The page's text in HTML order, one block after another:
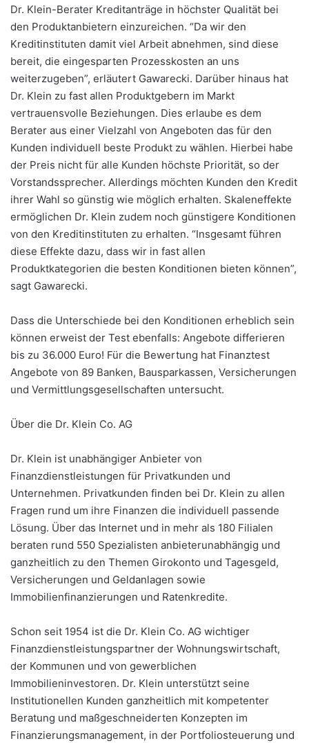
Dr. Klein-Berater Kreditanträge in höchster Qualität bei
den Produktanbietern einzureichen. “Da wir den
Kreditinstituten damit viel Arbeit abnehmen, sind diese
bereit, die eingesparten Prozesskosten an uns
weiterzugeben”, erläutert Gawarecki. Darüber hinaus hat
Dr. Klein zu fast allen Produktgebern im Markt
vertrauensvolle Beziehungen. Dies erlaube es dem
Berater aus einer Vielzahl von Angeboten das für den
Kunden individuell beste Produkt zu wählen. Hierbei habe
der Preis nicht für alle Kunden höchste Priorität, so der
Vorstandssprecher. Allerdings möchten Kunden den Kredit
ihrer Wahl so günstig wie möglich erhalten. Skaleneffekte
ermöglichen Dr. Klein zudem noch günstigere Konditionen
von den Kreditinstituten zu erhalten. “Insgesamt führen
diese Effekte dazu, dass wir in fast allen
Produktkategorien die besten Konditionen bieten können”,
sagt Gawarecki.
Dass die Unterschiede bei den Konditionen erheblich sein
können erweist der Test ebenfalls: Angebote differieren
bis zu 36.000 Euro! Für die Bewertung hat Finanztest
Angebote von 89 Banken, Bausparkassen, Versicherungen
und Vermittlungsgesellschaften untersucht.
Über die Dr. Klein Co. AG
Dr. Klein ist unabhängiger Anbieter von
Finanzdienstleistungen für Privatkunden und
Unternehmen. Privatkunden finden bei Dr. Klein zu allen
Fragen rund um ihre Finanzen die individuell passende
Lösung. Über das Internet und in mehr als 180 Filialen
beraten rund 550 Spezialisten anbieterunabhängig und
ganzheitlich zu den Themen Girokonto und Tagesgeld,
Versicherungen und Geldanlagen sowie
Immobilienfinanzierungen und Ratenkredite.
Schon seit 1954 ist die Dr. Klein Co. AG wichtiger
Finanzdienstleistungspartner der Wohnungswirtschaft,
der Kommunen und von gewerblichen
Immobilieninvestoren. Dr. Klein unterstützt seine
Institutionellen Kunden ganzheitlich mit kompetenter
Beratung und maßgeschneiderten Konzepten im
Finanzierungsmanagement, in der Portfoliosteuerung und